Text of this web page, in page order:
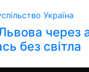
Україна
через
без світла